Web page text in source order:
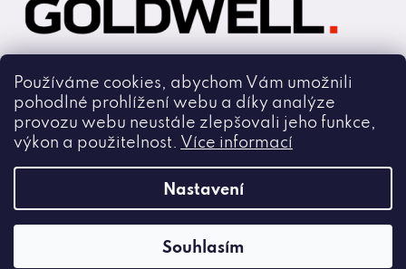
Používáme cookies, abychom Vám umožnili
pohodlné prohlížení webu a díky analýze
provozu webu neustále zlepšovali jeho funkce,
výkon a použitelnost. Více informací
Nastavení
Souhlasím
Goldwell
Vytvořil Shoptet
Copyright 2026Cmiral.cz
Všechna práva vyhrazena.